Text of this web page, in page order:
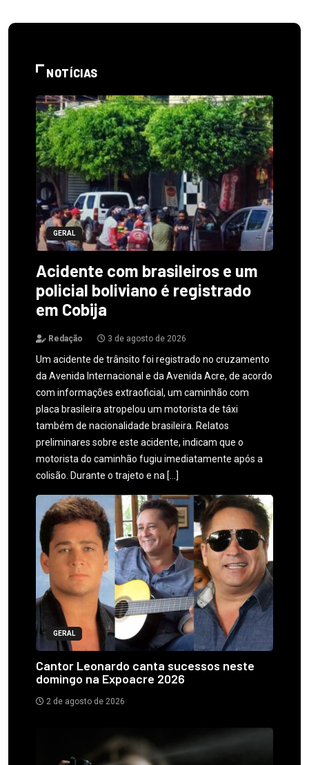
NOTÍCIAS
GERAL
Acidente com brasileiros e um
policial boliviano é registrado
em Cobija
Redação 3 de agosto de 2026
Um acidente de trânsito foi registrado no cruzamento
da Avenida Internacional e da Avenida Acre, de acordo
com informações extraoficial, um caminhão com
placa brasileira atropelou um motorista de táxi
também de nacionalidade brasileira. Relatos
preliminares sobre este acidente, indicam que o
motorista do caminhão fugiu imediatamente após a
colisão. Durante o trajeto e na […]
GERAL
Cantor Leonardo canta sucessos neste
domingo na Expoacre 2026
2 de agosto de 2026